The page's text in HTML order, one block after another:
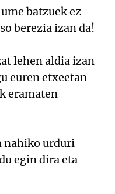
batzuek ez
berezia izan da!
lehen aldia izan
euren etxeetan
eramaten
nahiko urduri
egin dira eta